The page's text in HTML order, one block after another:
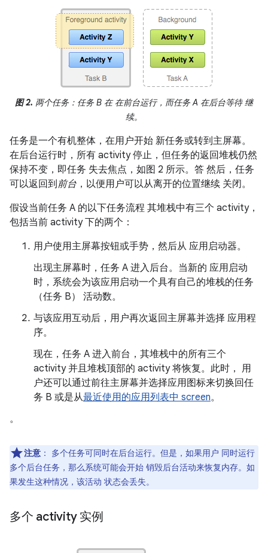
图 2. 两个任务：任务 B 在 在前台运行，而任务 A 在后台等待 继
续。
任务是一个有机整体，在用户开始 新任务或转到主屏幕。
在后台运行时，所有 activity 停止，但任务的返回堆栈仍然
保持不变，即任务 失去焦点，如图 2 所示。答 然后，任务
可以返回到 前台 ，以便用户可以从离开的位置继续 关闭。
假设当前任务 A 的以下任务流程 其堆栈中有三个 activity，
包括当前 activity 下的两个：
用户使用主屏幕按钮或手势，然后从 应用启动器。
出现主屏幕时，任务 A 进入后台。当新的 应用启动
时，系统会为该应用启动一个具有自己的堆栈的任务
（任务 B） 活动数。
与该应用互动后，用户再次返回主屏幕并选择 应用程
序。
现在，任务 A 进入前台，其堆栈中的所有三个
activity 并且堆栈顶部的 activity 将恢复。此时， 用
户还可以通过前往主屏幕并选择应用图标来切换回任
务 B 或是从最近使用的应用列表中 screen。
。
注意 ：
多个任务可同时在后台运行。但是，如果用户 同时运行
多个后台任务，那么系统可能会开始 销毁后台活动来恢复内存。如
果发生这种情况，该活动 状态会丢失。
多个 activity 实例